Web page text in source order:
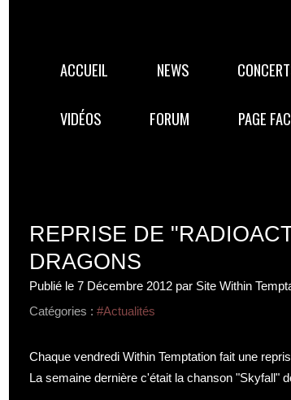
ACCUEIL NEWS
VIDÉOS FORUM PAGE
REPRISE DE
DRAGONS
Publié le 7 Décembre 2012 par Site Within
Catégories : #Actualités
Chaque vendredi Within Temptation fait une
La semaine dernière c'était la chanson "Skyfall"